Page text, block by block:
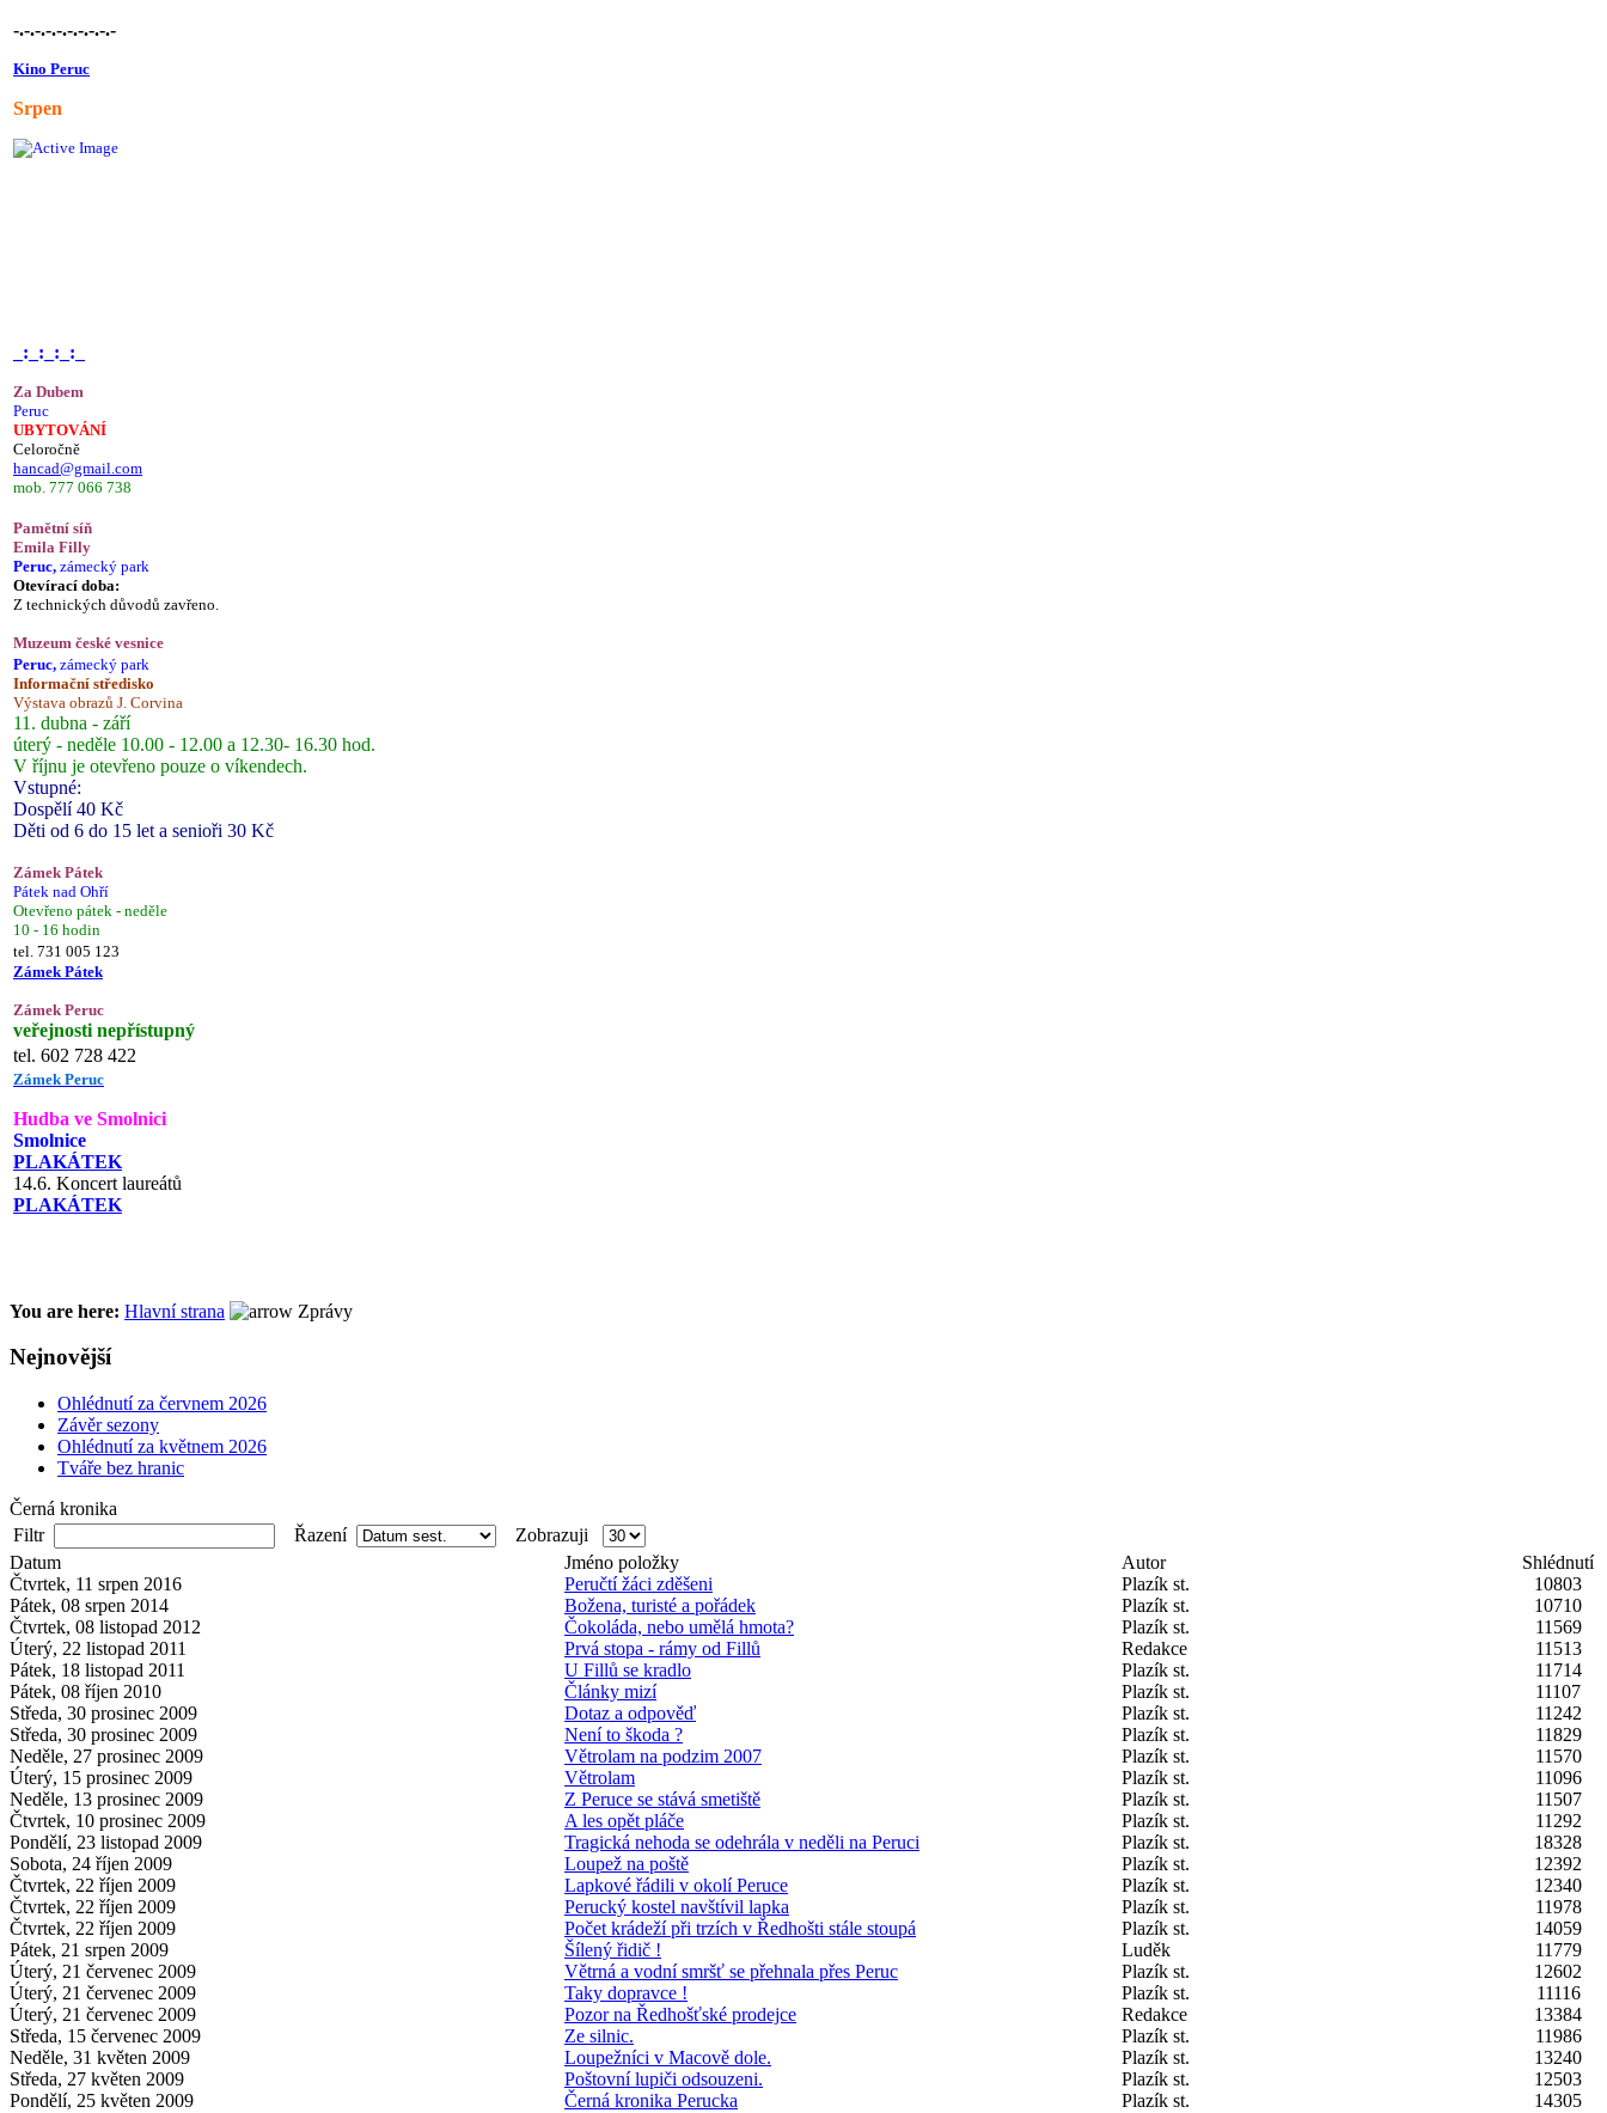
-.-.-.-.-.-.-.-.-.-
Kino Peruc
Srpen
_:_:_:_:_
Za Dubem
Peruc
UBYTOVÁNÍ
Celoročně
hancad@gmail.com
mob. 777 066 738
Pamětní síň
Emila Filly
Peruc, zámecký park
Otevírací doba:
Z technických důvodů zavřeno.
Muzeum české vesnice
Peruc, zámecký park
Informační středisko
Výstava obrazů J. Corvina
11. dubna - září
úterý - neděle 10.00 - 12.00 a 12.30- 16.30 hod.
V říjnu je otevřeno pouze o víkendech.
Vstupné:
Dospělí 40 Kč
Děti od 6 do 15 let a senioři 30 Kč
Zámek Pátek
Pátek nad Ohří
Otevřeno pátek - neděle
10 - 16 hodin
tel. 731 005 123
Zámek Pátek
Zámek Peruc
veřejnosti nepřístupný
tel. 602 728 422
Zámek Peruc
Hudba ve Smolnici
Smolnice
PLAKÁTEK
14.6. Koncert laureátů
PLAKÁTEK
You are here: Hlavní strana Zprávy
Nejnovější
Ohlédnutí za červnem 2026
Závěr sezony
Ohlédnutí za květnem 2026
Tváře bez hranic
Černá kronika
Filtr
Řazení
Zobrazuji
Datum
Jméno položky Autor
Shlédnutí
Čtvrtek, 11 srpen 2016
Peručtí žáci zděšeni Plazík st.
10803
Pátek, 08 srpen 2014
Božena, turisté a pořádek Plazík st.
10710
Čtvrtek, 08 listopad 2012
Čokoláda, nebo umělá hmota? Plazík st.
11569
Úterý, 22 listopad 2011
Prvá stopa - rámy od Fillů Redakce
11513
Pátek, 18 listopad 2011
U Fillů se kradlo Plazík st.
11714
Pátek, 08 říjen 2010
Články mizí Plazík st.
11107
Středa, 30 prosinec 2009
Dotaz a odpověď Plazík st.
11242
Středa, 30 prosinec 2009
Není to škoda ? Plazík st.
11829
Neděle, 27 prosinec 2009
Větrolam na podzim 2007 Plazík st.
11570
Úterý, 15 prosinec 2009
Větrolam Plazík st.
11096
Neděle, 13 prosinec 2009
Z Peruce se stává smetiště Plazík st.
11507
Čtvrtek, 10 prosinec 2009
A les opět pláče Plazík st.
11292
Pondělí, 23 listopad 2009
Tragická nehoda se odehrála v neděli na Peruci Plazík st.
18328
Sobota, 24 říjen 2009
Loupež na poště Plazík st.
12392
Čtvrtek, 22 říjen 2009
Lapkové řádili v okolí Peruce Plazík st.
12340
Čtvrtek, 22 říjen 2009
Perucký kostel navštívil lapka Plazík st.
11978
Čtvrtek, 22 říjen 2009
Počet krádeží při trzích v Ředhošti stále stoupá Plazík st.
14059
Pátek, 21 srpen 2009
Šílený řidič ! Luděk
11779
Úterý, 21 červenec 2009
Větrná a vodní smršť se přehnala přes Peruc Plazík st.
12602
Úterý, 21 červenec 2009
Taky dopravce ! Plazík st.
11116
Úterý, 21 červenec 2009
Pozor na Ředhošťské prodejce Redakce
13384
Středa, 15 červenec 2009
Ze silnic. Plazík st.
11986
Neděle, 31 květen 2009
Loupežníci v Macově dole. Plazík st.
13240
Středa, 27 květen 2009
Poštovní lupiči odsouzeni. Plazík st.
12503
Pondělí, 25 květen 2009
Černá kronika Perucka Plazík st.
14305